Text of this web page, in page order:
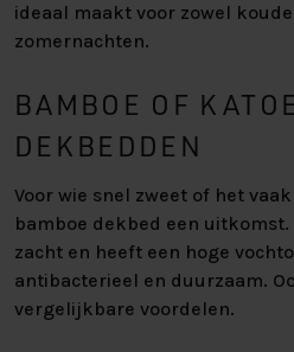
ideaal maakt voor zowel
zomernachten.
BAMBOE OF
DEKBEDDEN
Voor wie snel zweet of het
bamboe dekbed een
zacht en heeft een hoge
antibacterieel en duurzaam.
vergelijkbare voordelen.